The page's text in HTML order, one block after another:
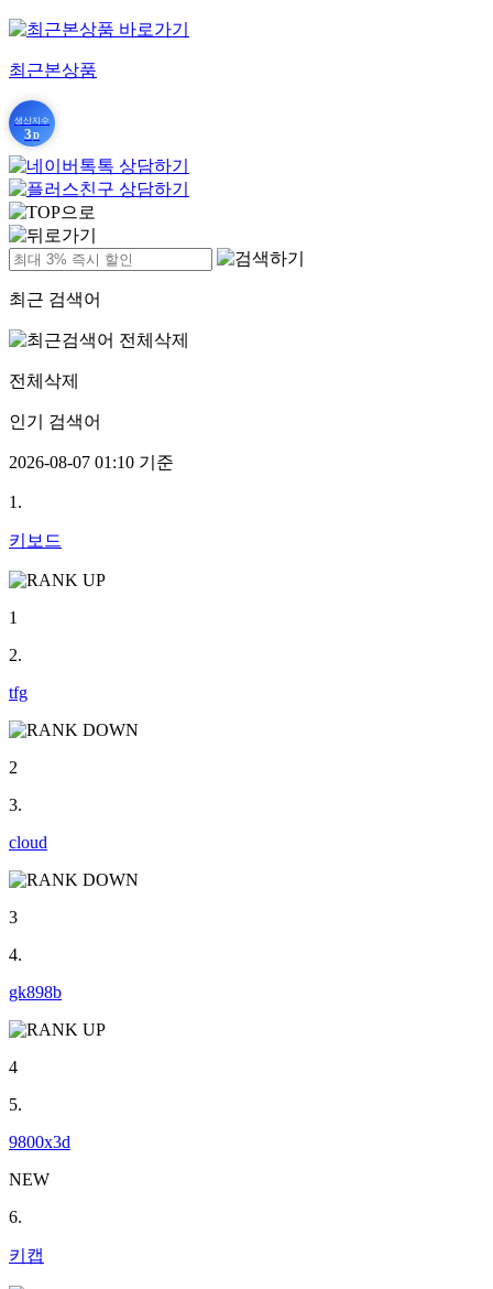
최근본상품
생산지수
3 D
최근 검색어
전체삭제
인기 검색어
2026-08-07 01:10 기준
1.
키보드
1
2.
tfg
2
3.
cloud
3
4.
gk898b
4
5.
9800x3d
NEW
6.
키캡